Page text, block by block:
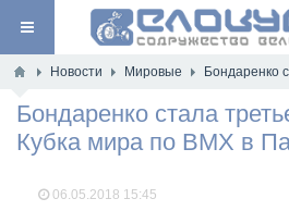
Новости Мировые Бондаренко
Бондаренко стала
Кубка мира по ВМХ в
06.05.2018 15:45